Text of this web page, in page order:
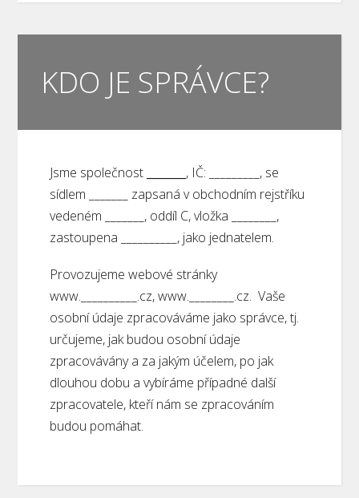
KDO JE SPRÁVCE?
Jsme společnost
, IČ: _________, se
sídlem _______ zapsaná v obchodním rejstříku
vedeném _______, oddíl C, vložka ________,
zastoupena __________, jako jednatelem.
Provozujeme webové stránky
www.__________.cz, www.________.cz. Vaše
osobní údaje zpracováváme jako správce, tj.
určujeme, jak budou osobní údaje
zpracovávány a za jakým účelem, po jak
dlouhou dobu a vybíráme případné další
zpracovatele, kteří nám se zpracováním
budou pomáhat.